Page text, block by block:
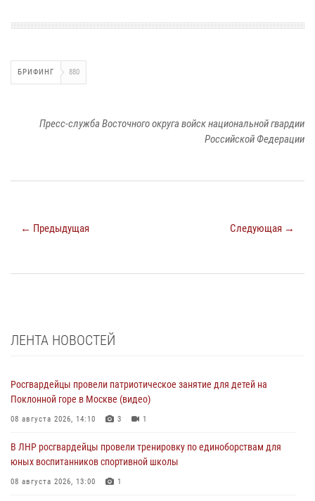
БРИФИНГ 880
Пресс-служба Восточного округа войск национальной гвардии
Российской Федерации
← Предыдущая Следующая →
ЛЕНТА НОВОСТЕЙ
Росгвардейцы провели патриотическое занятие для детей на
Поклонной горе в Москве (видео)
08 августа 2026, 14:10 3 1
В ЛНР росгвардейцы провели тренировку по единоборствам для
юных воспитанников спортивной школы
08 августа 2026, 13:00 1